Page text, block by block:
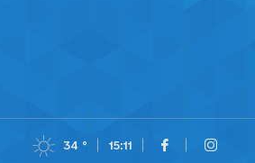
34 ° 15:11